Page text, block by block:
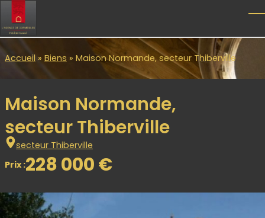
Skip to main content
Accueil » Biens » Maison Normande, secteur Thiberville
Maison Normande,
secteur Thiberville
secteur Thiberville
Prix :228 000 €